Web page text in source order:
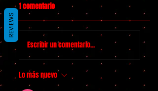
1 comentario
Escribir un comentario...
Lo más nuevo
REVIEWS